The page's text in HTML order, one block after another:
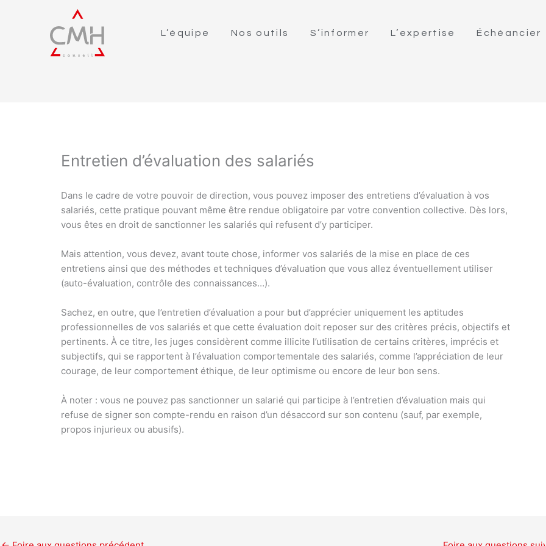
L’équipe Nos outils S’informer L’expertise Échéancier
Entretien d’évaluation des salariés
Dans le cadre de votre pouvoir de direction, vous pouvez imposer des entretiens d’évaluation à vos
salariés, cette pratique pouvant même être rendue obligatoire par votre convention collective. Dès lors,
vous êtes en droit de sanctionner les salariés qui refusent d’y participer.
Mais attention, vous devez, avant toute chose, informer vos salariés de la mise en place de ces
entretiens ainsi que des méthodes et techniques d’évaluation que vous allez éventuellement utiliser
(auto-évaluation, contrôle des connaissances…).
Sachez, en outre, que l’entretien d’évaluation a pour but d’apprécier uniquement les aptitudes
professionnelles de vos salariés et que cette évaluation doit reposer sur des critères précis, objectifs et
pertinents. À ce titre, les juges considèrent comme illicite l’utilisation de certains critères, imprécis et
subjectifs, qui se rapportent à l’évaluation comportementale des salariés, comme l’appréciation de leur
courage, de leur comportement éthique, de leur optimisme ou encore de leur bon sens.
À noter : vous ne pouvez pas sanctionner un salarié qui participe à l’entretien d’évaluation mais qui
refuse de signer son compte-rendu en raison d’un désaccord sur son contenu (sauf, par exemple,
propos injurieux ou abusifs).